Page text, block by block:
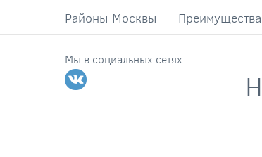
Районы Москвы Преимущества
Мы в социальных сетях: